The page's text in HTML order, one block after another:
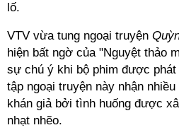
lố.
VTV vừa tung ngoại truyện
hiện bất ngờ của "Nguyệt thảo
sự chú ý khi bộ phim được
tập ngoại truyện này nhận
khán giả bởi tình huống được
nhạt nhẽo.